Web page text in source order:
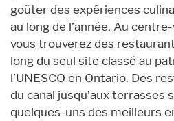
goûter des expériences
au long de l’année. Au
vous trouverez des
long du seul site classé au
l’UNESCO en Ontario. Des
du canal jusqu’aux terrasses
quelques-uns des meilleurs